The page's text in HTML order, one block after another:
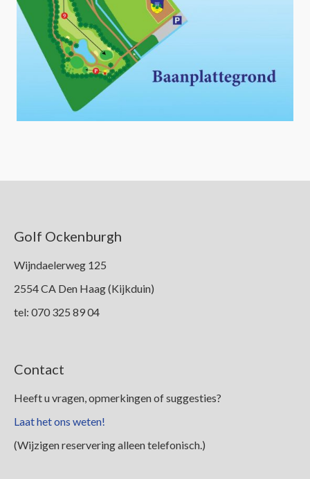
Golf Ockenburgh
Wijndaelerweg 125
2554 CA Den Haag (Kijkduin)
tel: 070 325 89 04
Contact
Heeft u vragen, opmerkingen of suggesties?
Laat het ons weten!
(Wijzigen reservering alleen telefonisch.)